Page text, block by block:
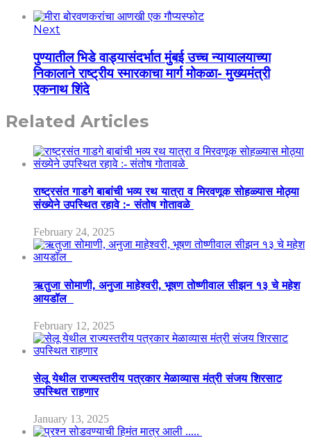
Next
पुण्यातील भिडे वाड्यासंदर्भात मुंबई उच्च न्यायालयाच्या
निकालाने राष्ट्रीय स्मारकाचा मार्ग मोकळा- मुख्यमंत्री
एकनाथ शिंदे
Related Articles
राष्ट्रसंत गाडगे बाबांची भव्य रथ यात्रा व मिरवणूक सोहळ्यास मोठ्या
संख्येने उपस्थित रहावे :- संतोष गोतावळे
February 24, 2025
ऋतुजा सोमाणी, अनुजा माहेश्वरी, भूषण तोष्णीवाल सीझन १३ चे महेश
आयडॉल
February 12, 2025
सेलू येथील राज्यस्तरीय पत्रकार मेळाव्यास मंत्री संजय शिरसाट
उपस्थित राहणार
January 13, 2025